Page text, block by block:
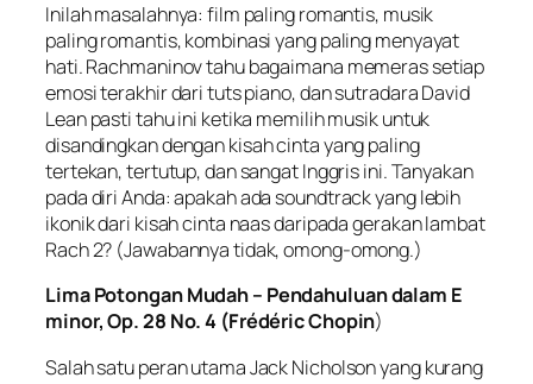
Inilah masalahnya: film paling romantis, musik
paling romantis, kombinasi yang paling menyayat
hati. Rachmaninov tahu bagaimana memeras setiap
emosi terakhir dari tuts piano, dan sutradara David
Lean pasti tahu ini ketika memilih musik untuk
disandingkan dengan kisah cinta yang paling
tertekan, tertutup, dan sangat Inggris ini. Tanyakan
pada diri Anda: apakah ada soundtrack yang lebih
ikonik dari kisah cinta naas daripada gerakan lambat
Rach 2? (Jawabannya tidak, omong-omong.)
Lima Potongan Mudah – Pendahuluan dalam E
minor, Op. 28 No. 4 (Frédéric Chopin)
Salah satu peran utama Jack Nicholson yang kurang